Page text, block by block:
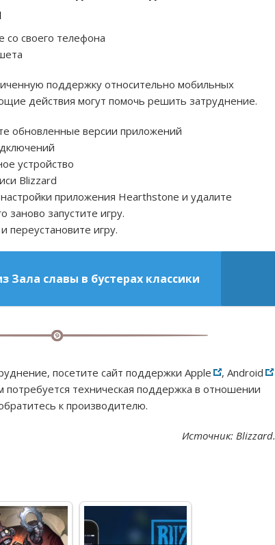
со своего телефона
поддержку относительно мобильных
действия могут помочь решить затруднение.
обновленные версии приложений
устройство
Blizzard
приложения Hearthstone и удалите
заново запустите игру.
переустановите игру.
Зала славы в бустерах классики
посетите сайт поддержки Apple
, Android
потребуется техническая поддержка в отношении
к производителю.
Источник: Blizzard.